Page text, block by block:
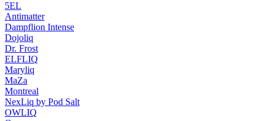
5EL
Antimatter
Dampflion Intense
Dojoliq
Dr. Frost
ELFLIQ
Maryliq
MaZa
Montreal
NexLiq by Pod Salt
OWLIQ